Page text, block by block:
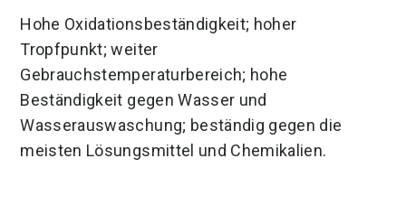
Hohe Oxidationsbeständigkeit; hoher
Tropfpunkt; weiter
Gebrauchstemperaturbereich; hohe
Beständigkeit gegen Wasser und
Wasserauswaschung; beständig gegen die
meisten Lösungsmittel und Chemikalien.